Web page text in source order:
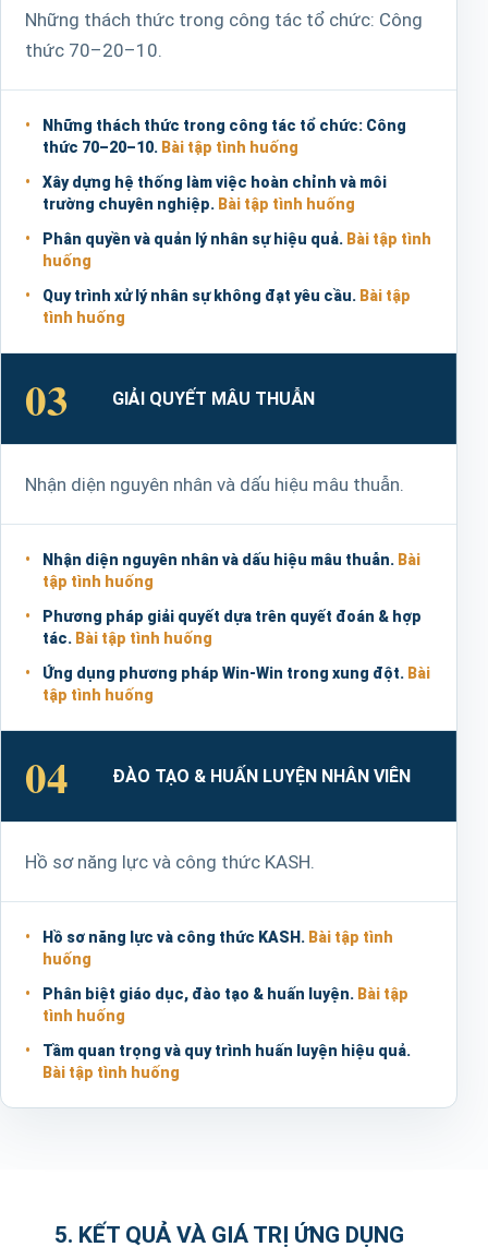
Những thách thức trong công tác tổ chức: Công
thức 70–20–10.
Những thách thức trong công tác tổ chức: Công
thức 70–20–10. Bài tập tình huống
Xây dựng hệ thống làm việc hoàn chỉnh và môi
trường chuyên nghiệp. Bài tập tình huống
Phân quyền và quản lý nhân sự hiệu quả. Bài tập tình
huống
Quy trình xử lý nhân sự không đạt yêu cầu. Bài tập
tình huống
03 GIẢI QUYẾT MÂU THUẪN
Nhận diện nguyên nhân và dấu hiệu mâu thuẫn.
Nhận diện nguyên nhân và dấu hiệu mâu thuẫn. Bài
tập tình huống
Phương pháp giải quyết dựa trên quyết đoán & hợp
tác. Bài tập tình huống
Ứng dụng phương pháp Win-Win trong xung đột. Bài
tập tình huống
04 ĐÀO TẠO & HUẤN LUYỆN NHÂN VIÊN
Hồ sơ năng lực và công thức KASH.
Hồ sơ năng lực và công thức KASH. Bài tập tình
huống
Phân biệt giáo dục, đào tạo & huấn luyện. Bài tập
tình huống
Tầm quan trọng và quy trình huấn luyện hiệu quả.
Bài tập tình huống
5. KẾT QUẢ VÀ GIÁ TRỊ ỨNG DỤNG